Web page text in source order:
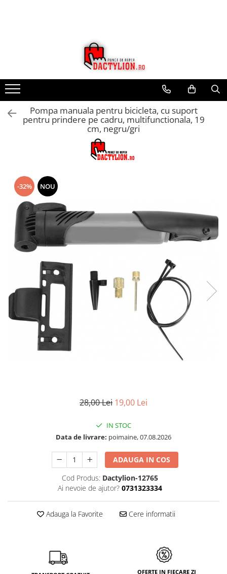
Pompa manuala pentru bicicleta, cu suport
pentru prindere pe cadru, multifunctionala, 19
cm, negru/gri
-32% NOU
28,00 Lei 19,00 Lei
IN STOC
Data de livrare: poimaine, 07.08.2026
ADAUGA IN COS
Cod Produs: Dactylion-12765
Ai nevoie de ajutor? 0731323334
Adauga la Favorite Cere informatii
OFERTE IN FIECARE ZI